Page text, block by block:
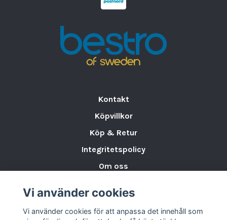
Kontakt
Köpvillkor
Köp & Retur
Integritetspolicy
Om oss
Varumärken & Partners
BLOGG
Vi använder cookies
Vi använder cookies för att anpassa det innehåll som